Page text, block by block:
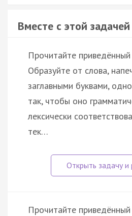
Вместе с этой
Прочитайте
Образуйте от слова,
заглавными буквами,
так, чтобы оно
лексически
тек…
Прочитайте